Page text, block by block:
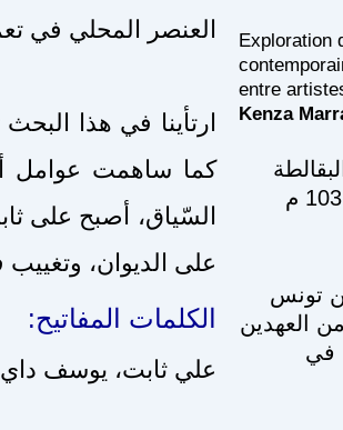
العنصر المحلي في
ارتأينا في هذا
كما ساهمت عوامل
السّياق، أصبح على
على الديوان،
الكلمات المفاتيح:
علي ثابت، يوسف
Exploration
entre
Kenza
تونس
العهدين
في